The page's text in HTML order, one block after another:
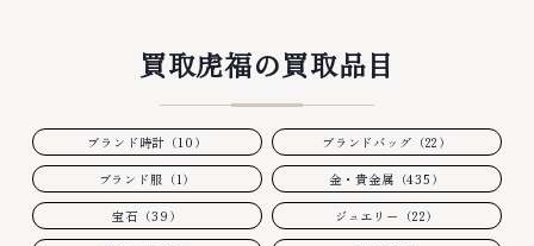
買取虎福の買取品目
ブランド時計（10） ブランドバッグ（22）
ブランド服（1） 金・貴金属（435）
宝石（39） ジュエリー（22）